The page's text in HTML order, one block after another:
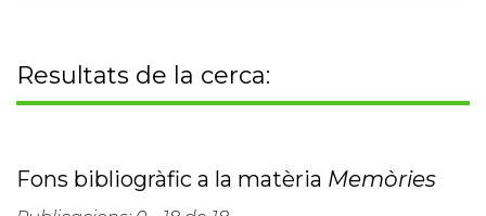
Resultats de la cerca:
Fons bibliogràfic a la matèria Memòries